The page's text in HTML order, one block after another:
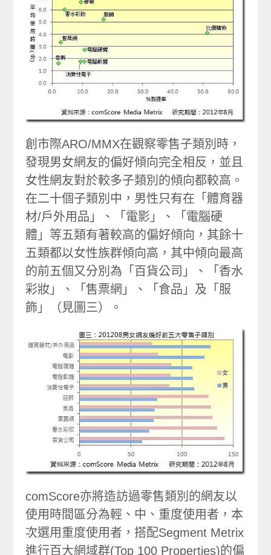
創市際ARO/MMX在觀察零售子類別時，
發現男女網友的偏好傾向完全相反，並且
女性網友對於較多子類別的傾向都較高。
在二十個子類別中，男性只有在「體育器
材/戶外用品」、「電影」、「電腦硬
體」等五類有著較高的偏好傾向，其餘十
五類都以女性族群傾向高，其中傾向最高
的前五個又分別為「百貨公司」、「香水
彩妝」、「售票網」、「食品」及「服
飾」（見圖三）。
comScore亦將造訪過零售類別的網友以
使用時間區分為輕、中、重度使用者，本
次選用重度使用者，搭配Segment Metrix
進行百大網域群(Top 100 Properties)的偏